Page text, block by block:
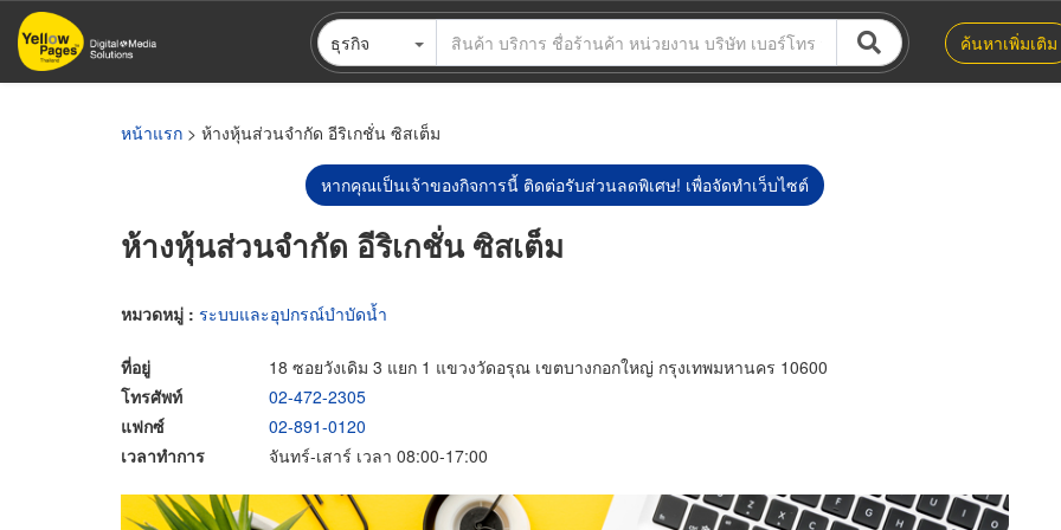
ข้าม
ไป
ธุรกิจ ค้นหาเพิ่มเติม
หน้าแรก > ห้างหุ้นส่วนจำกัด อีริเกชั่น ซิสเต็ม
หากคุณเป็นเจ้าของกิจการนี้ ติดต่อรับส่วนลดพิเศษ! เพื่อจัดทำเว็บไซต์
ห้างหุ้นส่วนจำกัด อีริเกชั่น ซิสเต็ม
หมวดหมู่ : ระบบและอุปกรณ์บำบัดน้ำ
ที่อยู่
18 ซอยวังเดิม 3 แยก 1 แขวงวัดอรุณ เขตบางกอกใหญ่ กรุงเทพมหานคร 10600
โทรศัพท์
02-472-2305
แฟกซ์
02-891-0120
เวลาทำการ
จันทร์-เสาร์ เวลา 08:00-17:00